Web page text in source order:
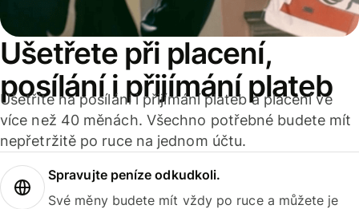
Ušetřete při placení,
posílání i přijímání plateb
Ušetříte na posílání i přijímání plateb a placení ve
více než 40 měnách. Všechno potřebné budete mít
nepřetržitě po ruce na jednom účtu.
Spravujte peníze odkudkoli.
Své měny budete mít vždy po ruce a můžete je